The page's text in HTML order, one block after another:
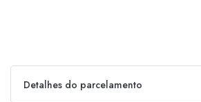
Detalhes do parcelamento